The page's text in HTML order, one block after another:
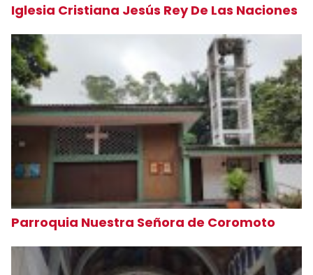
Iglesia Cristiana Jesús Rey De Las Naciones
Parroquia Nuestra Señora de Coromoto